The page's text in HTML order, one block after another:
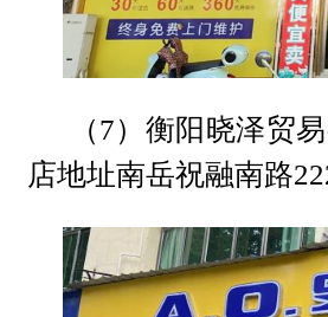
（7）衡阳晓泽贸
店地址南岳祝融南路